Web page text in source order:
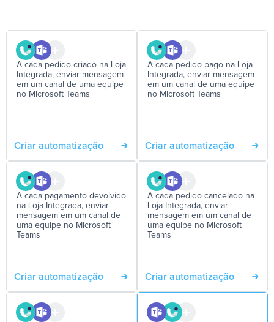
A cada pedido criado na Loja
Integrada, enviar mensagem
em um canal de uma equipe
no Microsoft Teams
Criar automatização
A cada pedido pago na Loja
Integrada, enviar mensagem
em um canal de uma equipe
no Microsoft Teams
Criar automatização
A cada pagamento devolvido
na Loja Integrada, enviar
mensagem em um canal de
uma equipe no Microsoft
Teams
Criar automatização
A cada pedido cancelado na
Loja Integrada, enviar
mensagem em um canal de
uma equipe no Microsoft
Teams
Criar automatização